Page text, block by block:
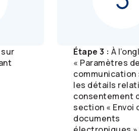
Étape 3 : À
« Paramètres de
communication
les détails
consentement
section « Envoi
documents